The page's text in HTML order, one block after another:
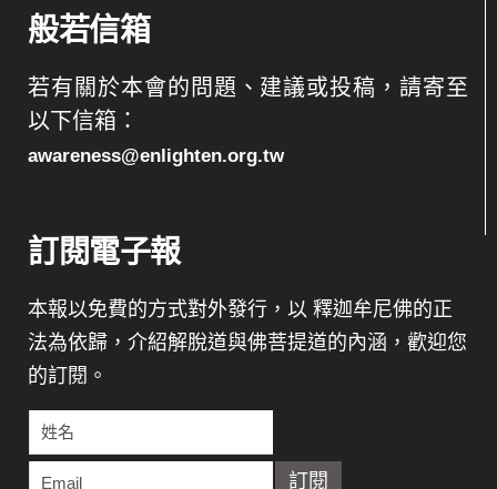
般若信箱
若有關於本會的問題、建議或投稿，請寄至
以下信箱：
awareness@enlighten.org.tw
訂閱電子報
本報以免費的方式對外發行，以 釋迦牟尼佛的正
法為依歸，介紹解脫道與佛菩提道的內涵，歡迎您
的訂閱。